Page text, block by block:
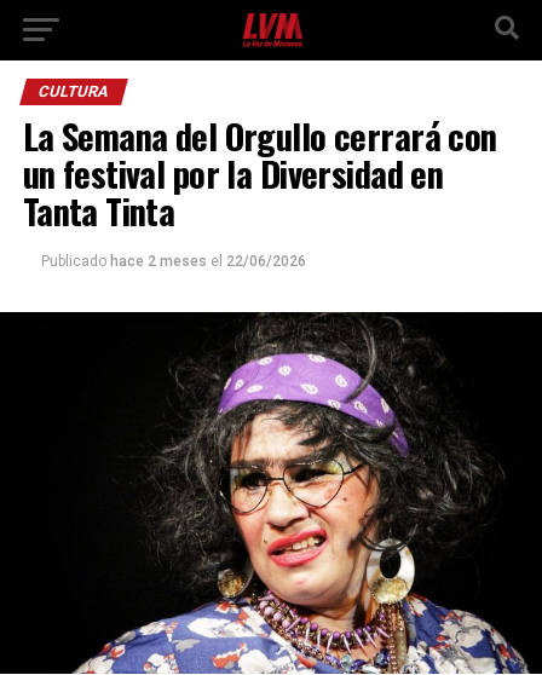
CULTURA
La Semana del Orgullo cerrará con
un festival por la Diversidad en
Tanta Tinta
Publicado hace 2 meses el 22/06/2026